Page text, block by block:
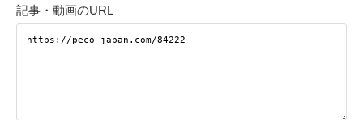
記事・動画のURL